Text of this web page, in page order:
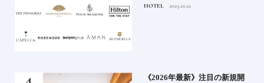
満喫｜ホテルブランド大解剖
HOTEL 2025.10.22
《2026年最新》注目の新規開